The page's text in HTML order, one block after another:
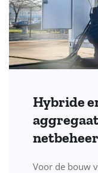
Hybride
netbeheer
Voor de bouw